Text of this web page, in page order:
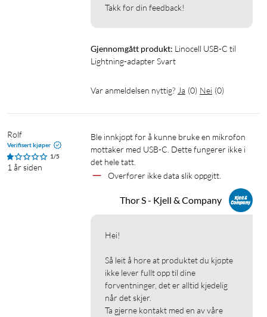
Takk for din feedback!
Gjennomgått produkt: Linocell USB-C til
Lightning-adapter Svart
Var anmeldelsen nyttig? Ja (0) Nei (0)
Rolf
Verifisert kjøper
1/5
1 år siden
Ble innkjøpt for å kunne bruke en mikrofon
mottaker med USB-C. Dette fungerer ikke i
det hele tatt.
Overfører ikke data slik oppgitt.
Thor S - Kjell & Company
Hei!
Så leit å høre at produktet du kjøpte
ikke lever fullt opp til dine
forventninger, det er alltid kjedelig
når det skjer.
Ta gjerne kontakt med en av våre